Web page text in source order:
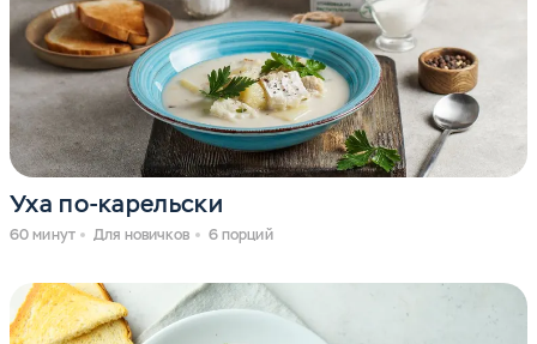
Уха по-карельски
60 минут Для новичков 6 порций